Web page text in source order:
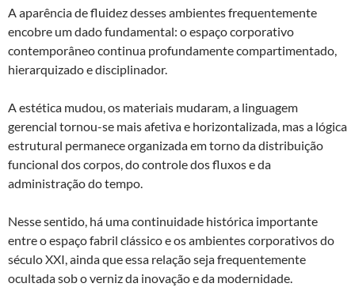
A aparência de fluidez desses ambientes frequentemente
encobre um dado fundamental: o espaço corporativo
contemporâneo continua profundamente compartimentado,
hierarquizado e disciplinador.
A estética mudou, os materiais mudaram, a linguagem
gerencial tornou-se mais afetiva e horizontalizada, mas a lógica
estrutural permanece organizada em torno da distribuição
funcional dos corpos, do controle dos fluxos e da
administração do tempo.
Nesse sentido, há uma continuidade histórica importante
entre o espaço fabril clássico e os ambientes corporativos do
século XXI, ainda que essa relação seja frequentemente
ocultada sob o verniz da inovação e da modernidade.